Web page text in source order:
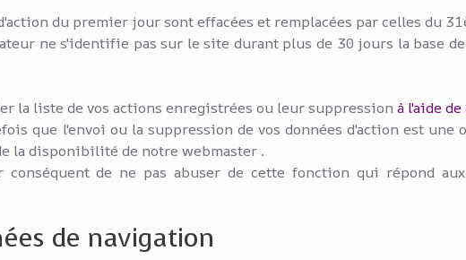
du premier jour sont effacées et remplacées par celles du
ne s'identifie pas sur le site durant plus de 30 jours la base
la liste de vos actions enregistrées ou leur suppressionà l'aide
que l'envoi ou la suppression de vos données d'action est
la disponibilité de notre webmaster .
conséquent de ne pas abuser de cette fonction qui répond
de navigation